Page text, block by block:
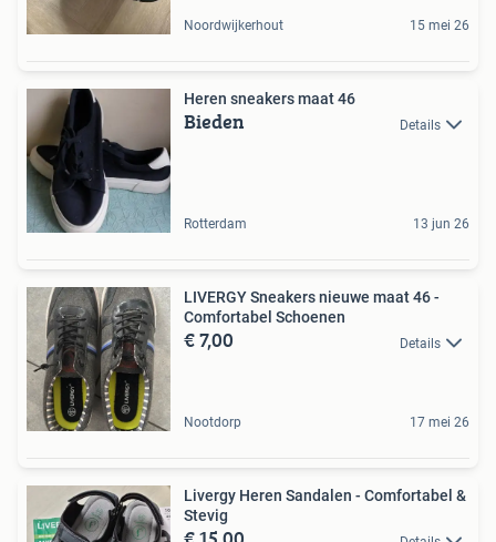
Noordwijkerhout 15 mei 26
Heren sneakers maat 46
Bieden Details
Rotterdam 13 jun 26
LIVERGY Sneakers nieuwe maat 46 -
Comfortabel Schoenen
€ 7,00 Details
Nootdorp 17 mei 26
Livergy Heren Sandalen - Comfortabel &
Stevig